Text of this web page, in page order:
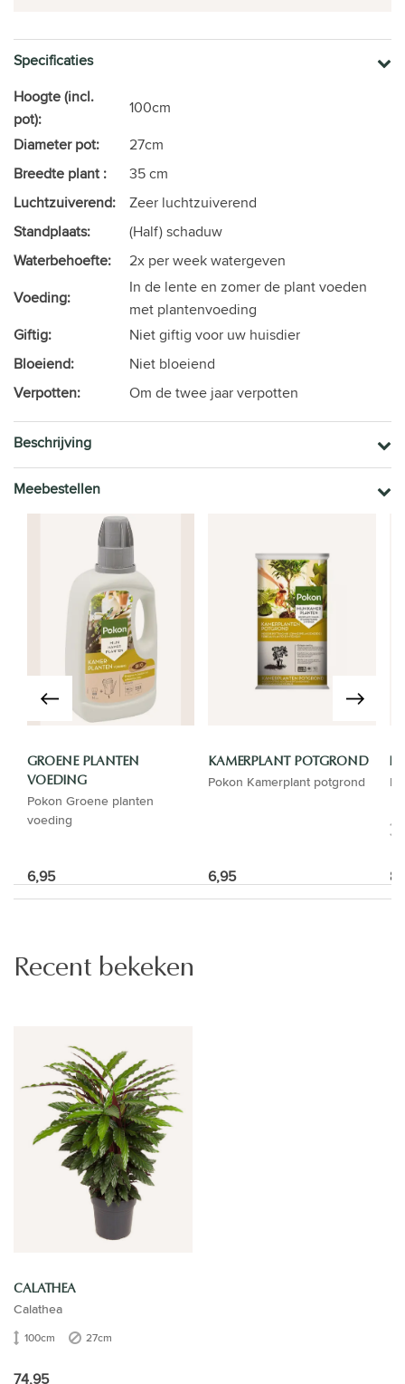
Specificaties
Hoogte (incl.
pot):
100cm
Diameter pot:
27cm
Breedte plant :
35 cm
Luchtzuiverend:
Zeer luchtzuiverend
Standplaats:
(Half) schaduw
Waterbehoefte:
2x per week watergeven
Voeding:
In de lente en zomer de plant voeden
met plantenvoeding
Giftig:
Niet giftig voor uw huisdier
Bloeiend:
Niet bloeiend
Verpotten:
Om de twee jaar verpotten
Beschrijving
Meebestellen
GROENE PLANTEN
VOEDING
Pokon Groene planten
voeding
6,95
KAMERPLANT POTGROND
Pokon Kamerplant potgrond
6,95
Recent bekeken
CALATHEA
Calathea
100cm 27cm
74,95